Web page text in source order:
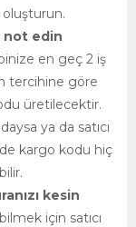
not edin
en geç 2 iş
tercihine göre
üretilecektir.
ya da satıcı
kargo kodu hiç
kesin
için satıcı